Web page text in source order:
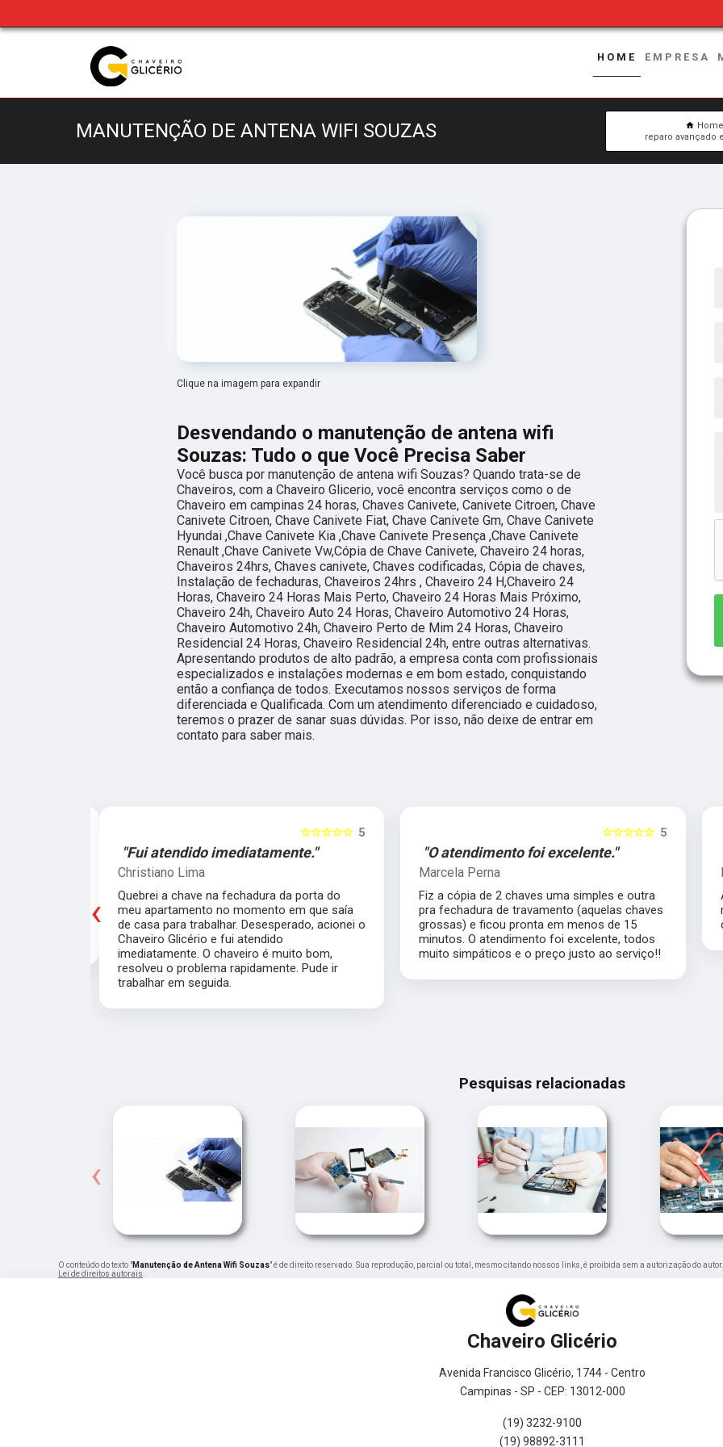
HOME EMPRESA
MANUTENÇÃO DE ANTENA WIFI SOUZAS Home
reparo avançado
Clique na imagem para expandir
Desvendando o manutenção de antena wifi
Souzas: Tudo o que Você Precisa Saber
Você busca por manutenção de antena wifi Souzas? Quando trata-se de
Chaveiros, com a Chaveiro Glicerio, você encontra serviços como o de
Chaveiro em campinas 24 horas, Chaves Canivete, Canivete Citroen, Chave
Canivete Citroen, Chave Canivete Fiat, Chave Canivete Gm, Chave Canivete
Hyundai ,Chave Canivete Kia ,Chave Canivete Presença ,Chave Canivete
Renault ,Chave Canivete Vw,Cópia de Chave Canivete, Chaveiro 24 horas,
Chaveiros 24hrs, Chaves canivete, Chaves codificadas, Cópia de chaves,
Instalação de fechaduras, Chaveiros 24hrs , Chaveiro 24 H,Chaveiro 24
Horas, Chaveiro 24 Horas Mais Perto, Chaveiro 24 Horas Mais Próximo,
Chaveiro 24h, Chaveiro Auto 24 Horas, Chaveiro Automotivo 24 Horas,
Chaveiro Automotivo 24h, Chaveiro Perto de Mim 24 Horas, Chaveiro
Residencial 24 Horas, Chaveiro Residencial 24h, entre outras alternativas.
Apresentando produtos de alto padrão, a empresa conta com profissionais
especializados e instalações modernas e em bom estado, conquistando
então a confiança de todos. Executamos nossos serviços de forma
diferenciada e Qualificada. Com um atendimento diferenciado e cuidadoso,
teremos o prazer de sanar suas dúvidas. Por isso, não deixe de entrar em
contato para saber mais.
5
☆☆☆☆☆
"O atendimento foi excelente."
Marcela Perna
Fiz a cópia de 2 chaves uma simples e outra
pra fechadura de travamento (aquelas chaves
grossas) e ficou pronta em menos de 15
minutos. O atendimento foi excelente, todos
muito simpáticos e o preço justo ao serviço!!
5
☆☆☆☆☆
"Ótimo profissional."
Lea Inhauser
Atendimento impecável, ótimo profissional
merece muito mais que 5 estrelas com
certeza.
‹
‹
Lei de direitos autorais
Chaveiro Glicério
Campinas - SP - CEP: 13012-000
(19) 98892-3111